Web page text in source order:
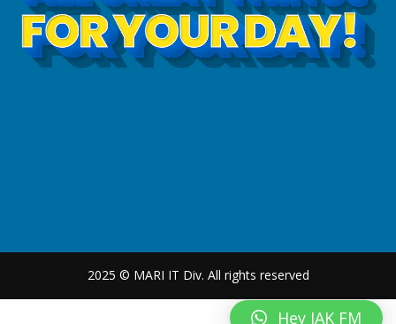
2025 © MARI IT Div. All rights reserved
Hey JAK FM